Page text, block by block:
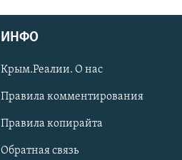
ИНФО
Крым.Реалии. О нас
Правила комментирования
Правила копирайта
Обратная связь